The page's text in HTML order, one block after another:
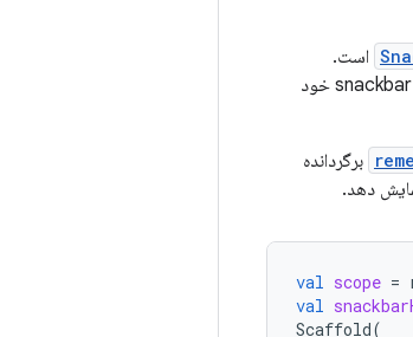
است.
را فراهم می‌کند که می‌توانید از آن برای نمایش snackbar خود
برگردانده
دهد.
val scope =
val
Scaffold(